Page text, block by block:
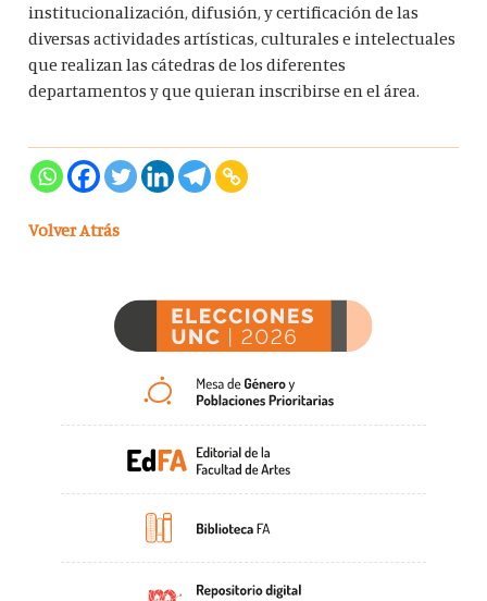
institucionalización, difusión, y certificación de las
diversas actividades artísticas, culturales e intelectuales
que realizan las cátedras de los diferentes
departamentos y que quieran inscribirse en el área.
Volver Atrás